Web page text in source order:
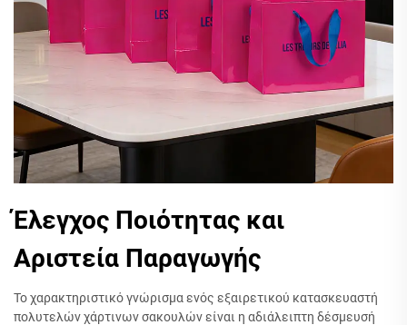
Έλεγχος Ποιότητας και
Αριστεία Παραγωγής
Το χαρακτηριστικό γνώρισμα ενός εξαιρετικού κατασκευαστή
πολυτελών χάρτινων σακουλών είναι η αδιάλειπτη δέσμευσή